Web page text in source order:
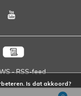
-RSS-feed
Is dat akkoord?